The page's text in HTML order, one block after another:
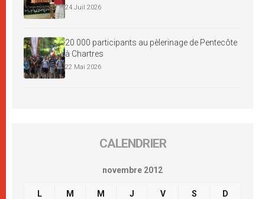
24 Juil 2026
20 000 participants au pèlerinage de Pentecôte
à Chartres
22 Mai 2026
CALENDRIER
novembre 2012
L M M J V S D